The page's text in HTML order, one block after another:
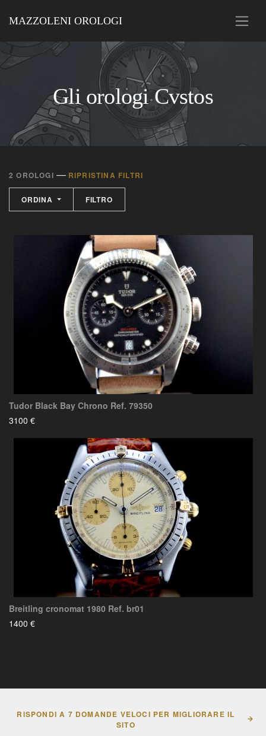
MAZZOLENI OROLOGI
Gli orologi Cvstos
2 OROLOGI — RIPRISTINA FILTRI
ORDINA FILTRO
Tudor Black Bay Chrono Ref. 79350
3100 €
Breitling cronomat 1980 Ref. br01
1400 €
RISPONDI A 7 DOMANDE VELOCI PER MIGLIORARE IL
SITO